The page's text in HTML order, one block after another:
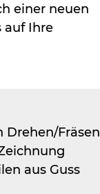
einer neuen
auf Ihre
Drehen/Fräsen
aus Guss